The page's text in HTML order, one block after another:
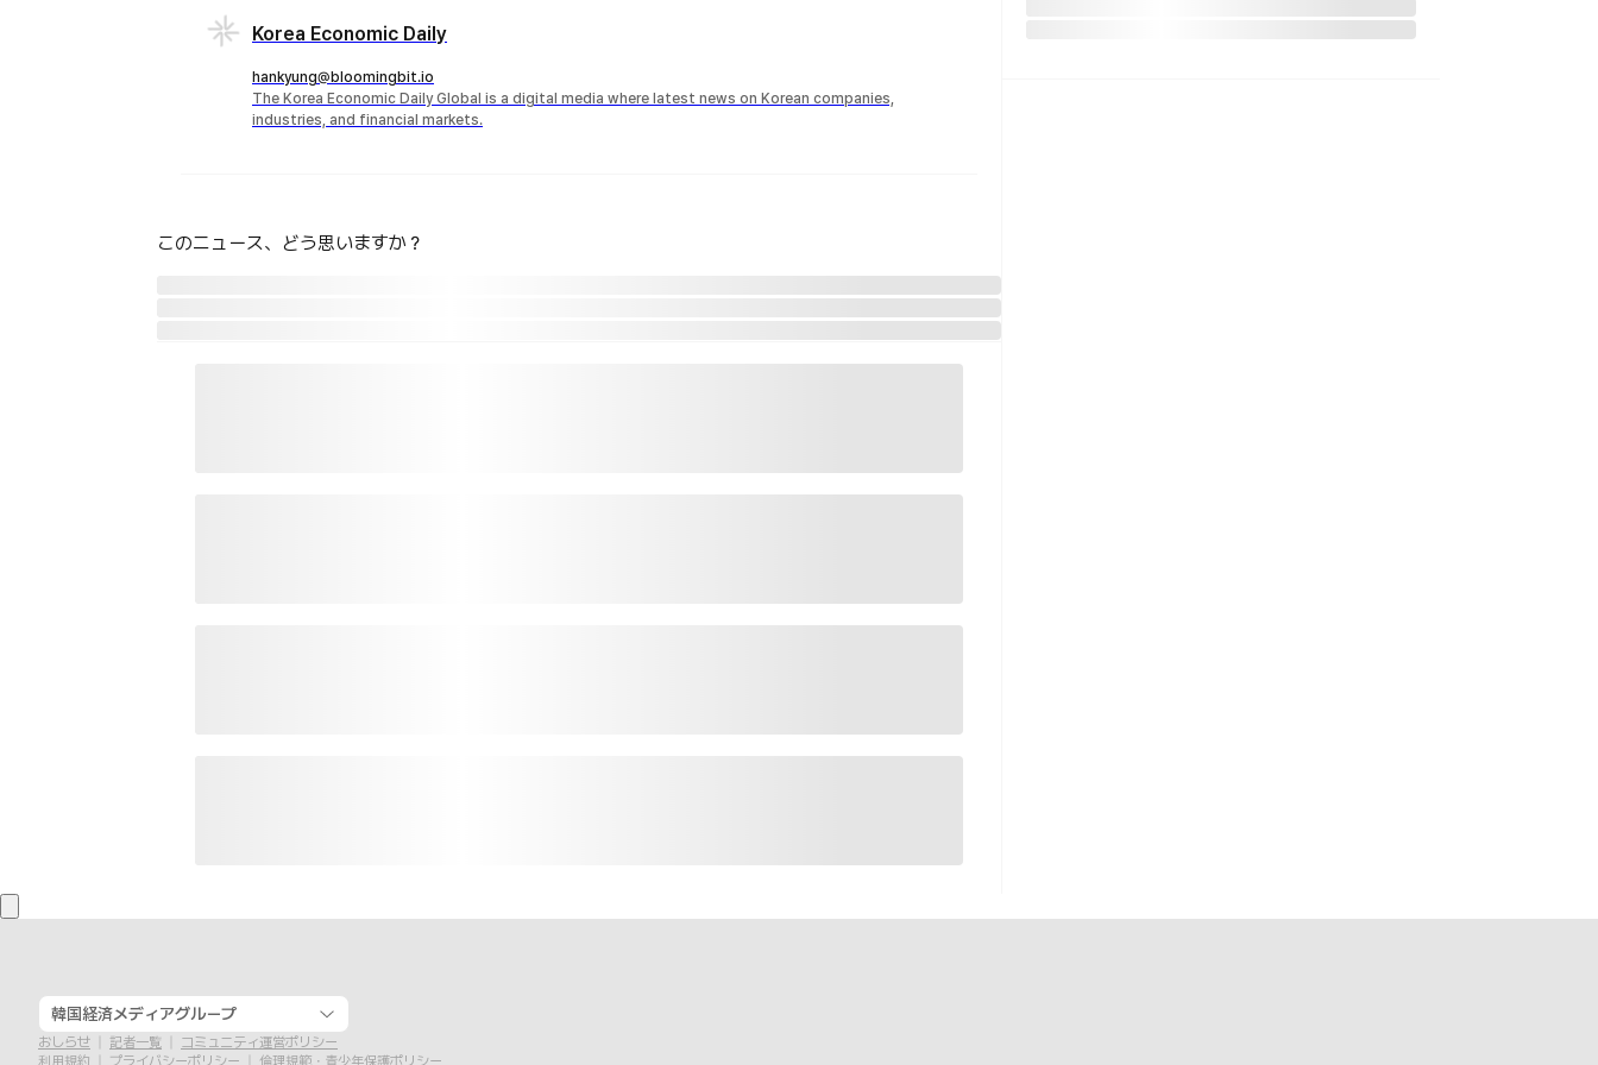
Korea Economic Daily
hankyung@bloomingbit.io
The Korea Economic Daily Global is a digital media where latest news on Korean companies,
industries, and financial markets.
このニュース、どう思いますか？
韓国経済メディアグループ
おしらせ 記者一覧
コミュニティ運営ポリシー